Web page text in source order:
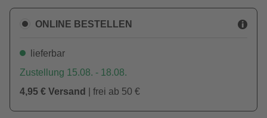
ONLINE BESTELLEN
lieferbar
Zustellung 15.08. - 18.08.
4,95 € Versand
| frei ab 50 €